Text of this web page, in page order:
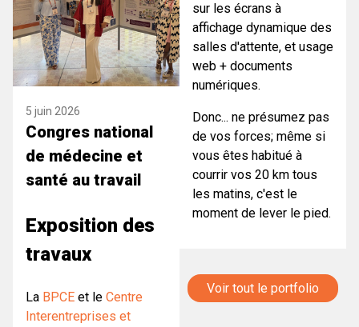
5 juin 2026
Congres national
de médecine et
santé au travail
Exposition des
travaux
La BPCE et le Centre
Interentreprises et
sur les écrans à
affichage dynamique des
salles d'attente, et usage
web + documents
numériques.
Donc... ne présumez pas
de vos forces; même si
vous êtes habitué à
courrir vos 20 km tous
les matins, c'est le
moment de lever le pied.
Voir tout le portfolio